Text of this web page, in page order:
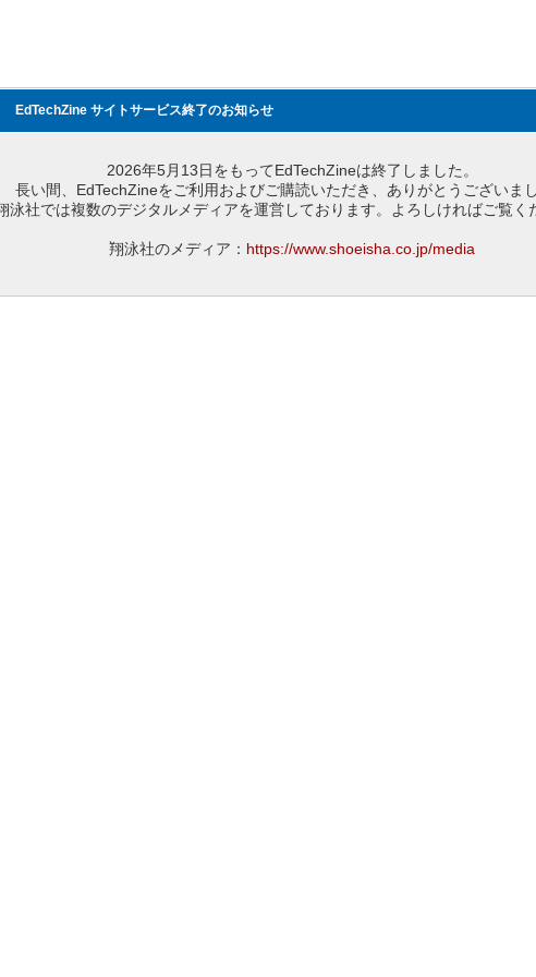
EdTechZine サイトサービス終了のお知らせ
2026年5月13日をもってEdTechZineは終了しました。
長い間、EdTechZineをご利用およびご購読いただき、ありがとうございまし
泳社では複数のデジタルメディアを運営しております。よろしければご覧く
翔泳社のメディア： https://www.shoeisha.co.jp/media